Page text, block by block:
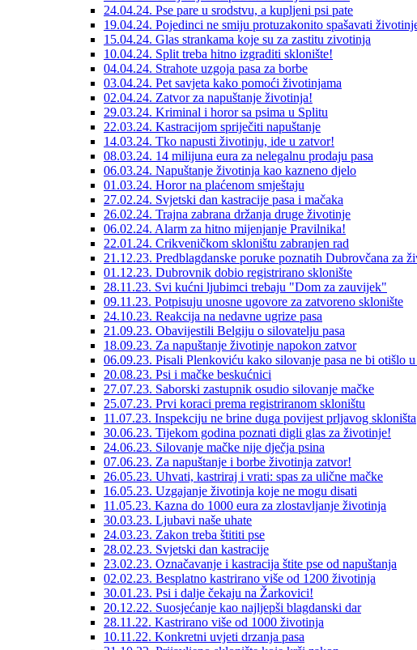
24.04.24. Pse pare u srodstvu, a kupljeni psi pate
19.04.24. Pojedinci ne smiju protuzakonito spašavati
15.04.24. Glas strankama koje su za zastitu zivotinja
10.04.24. Split treba hitno izgraditi sklonište!
04.04.24. Strahote uzgoja pasa za borbe
03.04.24. Pet savjeta kako pomoći životinjama
02.04.24. Zatvor za napuštanje životinja!
29.03.24. Kriminal i horor sa psima u Splitu
22.03.24. Kastracijom spriječiti napuštanje
14.03.24. Tko napusti životinju, ide u zatvor!
08.03.24. 14 milijuna eura za nelegalnu prodaju pasa
06.03.24. Napuštanje životinja kao kazneno djelo
01.03.24. Horor na plaćenom smještaju
27.02.24. Svjetski dan kastracije pasa i mačaka
26.02.24. Trajna zabrana držanja druge životinje
06.02.24. Alarm za hitno mijenjanje Pravilnika!
22.01.24. Crikveničkom skloništu zabranjen rad
21.12.23. Predblagdanske poruke poznatih Dubrovčana za
01.12.23. Dubrovnik dobio registrirano sklonište
28.11.23. Svi kućni ljubimci trebaju "Dom za zauvijek"
09.11.23. Potpisuju unosne ugovore za zatvoreno sklonište
24.10.23. Reakcija na nedavne ugrize pasa
21.09.23. Obavijestili Belgiju o silovatelju pasa
18.09.23. Za napuštanje životinje napokon zatvor
06.09.23. Pisali Plenkoviću kako silovanje pasa ne bi otišlo u
20.08.23. Psi i mačke beskućnici
27.07.23. Saborski zastupnik osudio silovanje mačke
25.07.23. Prvi koraci prema registriranom skloništu
11.07.23. Inspekciju ne brine duga povijest prljavog skloništa
30.06.23. Tijekom godina poznati digli glas za životinje!
24.06.23. Silovanje mačke nije dječja psina
07.06.23. Za napuštanje i borbe životinja zatvor!
26.05.23. Uhvati, kastriraj i vrati: spas za ulične mačke
16.05.23. Uzgajanje životinja koje ne mogu disati
11.05.23. Kazna do 1000 eura za zlostavljanje životinja
30.03.23. Ljubavi naše uhate
24.03.23. Zakon treba štititi pse
28.02.23. Svjetski dan kastracije
23.02.23. Označavanje i kastracija štite pse od napuštanja
02.02.23. Besplatno kastrirano više od 1200 životinja
30.01.23. Psi i dalje čekaju na Žarkovici!
20.12.22. Suosjećanje kao najljepši blagdanski dar
28.11.22. Kastrirano više od 1000 životinja
10.11.22. Konkretni uvjeti drzanja pasa